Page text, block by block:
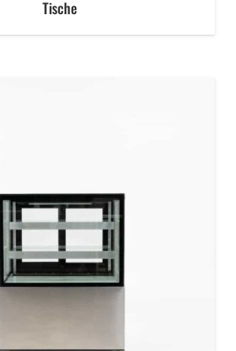
Tische